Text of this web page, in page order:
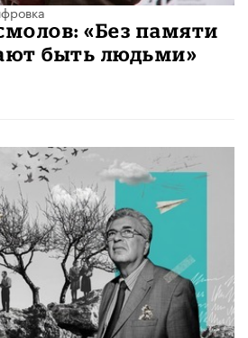
«Без памяти
быть людьми»